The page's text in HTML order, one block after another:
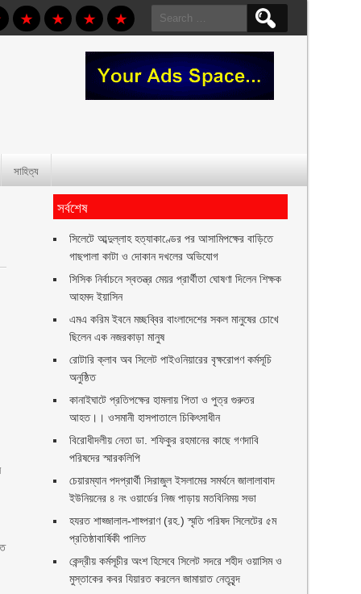
Search
for:
সাহিত্য
সর্বশেষ
সিলেটে আব্দুল্লাহ হত্যাকাণ্ডের পর আসামিপক্ষের বাড়িতে
গাছপালা কাটা ও দোকান দখলের অভিযোগ
সিসিক নির্বাচনে স্বতন্ত্র মেয়র প্রার্থীতা ঘোষণা দিলেন শিক্ষক
আহমদ ইয়াসিন
এমএ করিম ইবনে মচ্ছব্বির বাংলাদেশের সকল মানুষের চোখে
ছিলেন এক নজরকাড়া মানুষ ‎
রোটারি ক্লাব অব সিলেট পাইওনিয়ারের বৃক্ষরোপণ কর্মসূচি
অনুষ্ঠিত
কানাইঘাটে প্রতিপক্ষের হামলায় পিতা ও পুত্র গুরুতর
আহত।। ওসমানী হাসপাতালে চিকিৎসাধীন
বিরোধীদলীয় নেতা ডা. শফিকুর রহমানের কাছে গণদাবি
পরিষদের স্মারকলিপি ‎
চেয়ারম্যান পদপ্রার্থী সিরাজুল ইসলামের সমর্থনে জালালাবাদ
ইউনিয়নের ৪ নং ওয়ার্ডের নিজ পাড়ায় মতবিনিময় সভা
হযরত শাহ্জালাল-শাহ্পরাণ (রহ.) স্মৃতি পরিষদ সিলেটের ৫ম
প্রতিষ্ঠাবার্ষিকী পালিত ‎​
কেন্দ্রীয় কর্মসূচীর অংশ হিসেবে সিলেট সদরে শহীদ ওয়াসিম ও
মুস্তাকের কবর যিয়ারত করলেন জামায়াত নেতৃবৃন্দ ‎